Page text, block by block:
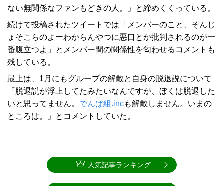
ない無関係なファンもどきの人。」と締めくくっている。
続けて投稿されたツイートでは「メンバーのこと、そんじ
ょそこらのよーわからんやつに悪口とか批判されるのが一
番腹立つよ」とメンバー間の関係性を匂わせるコメントも
残している。
最上は、1月にもグループの解散と自身の脱退説について
「脱退説が浮上してたみたいなんですが、ぼくは脱退した
いと思ってません。 でんぱ組.incも解散しません。いまの
ところは。」とコメントしていた。
人気記事ランキング